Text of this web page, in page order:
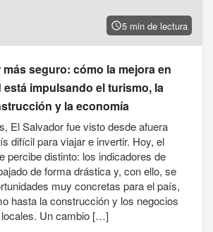
5 min de lectura
más seguro: cómo la mejora en
impulsando el turismo, la
y la economía
El Salvador fue visto desde afuera
difícil para viajar e invertir. Hoy, el
percibe distinto: los indicadores de
de forma drástica y, con ello, se
muy concretas para el país,
hasta la construcción y los negocios
locales. Un cambio […]